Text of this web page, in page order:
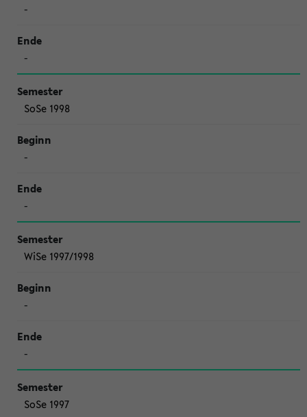
-
-
SoSe 1998
-
-
WiSe 1997/1998
-
-
SoSe 1997